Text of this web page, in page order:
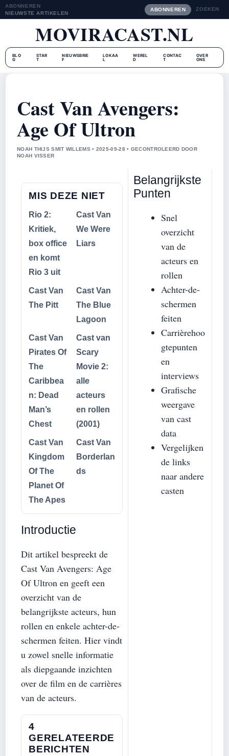
ABONNEREN
NIEUWSTE ARTIKELEN
ABONNEREN ZOEKEN
MOVIRACAST.NL
BLO
G
STAR
T
NIEUWSBRIE
F
LOKAA
L
WEREL
D
CONTAC
T
OVER
ONS
Cast Van Avengers:
Age Of Ultron
NOAH THIJS SMIT WILLEMS • 2025-09-28 • GECONTROLEERD DOOR
NOAH VISSER
MIS DEZE NIET
Rio 2:
Kritiek,
box office
en komt
Rio 3 uit
Cast Van
We Were
Liars
Cast Van
The Pitt
Cast Van
The Blue
Lagoon
Cast Van
Pirates Of
The
Caribbea
n: Dead
Man’s
Chest
Cast van
Scary
Movie 2:
alle
acteurs
en rollen
(2001)
Cast Van
Kingdom
Of The
Planet Of
The Apes
Cast Van
Borderlan
ds
Introductie
Dit artikel bespreekt de
Cast Van Avengers: Age
Of Ultron en geeft een
overzicht van de
belangrijkste acteurs, hun
rollen en enkele achter-de-
schermen feiten. Hier vindt
u zowel snelle informatie
als diepgaande inzichten
over de film en de carrières
van de acteurs.
4
GERELATEERDE
BERICHTEN
Belangrijkste
Punten
Snel
overzicht
van de
acteurs en
rollen
Achter-de-
schermen
feiten
Carrièrehoo
gtepunten
en
interviews
Grafische
weergave
van cast
data
Vergelijken
de links
naar andere
casten